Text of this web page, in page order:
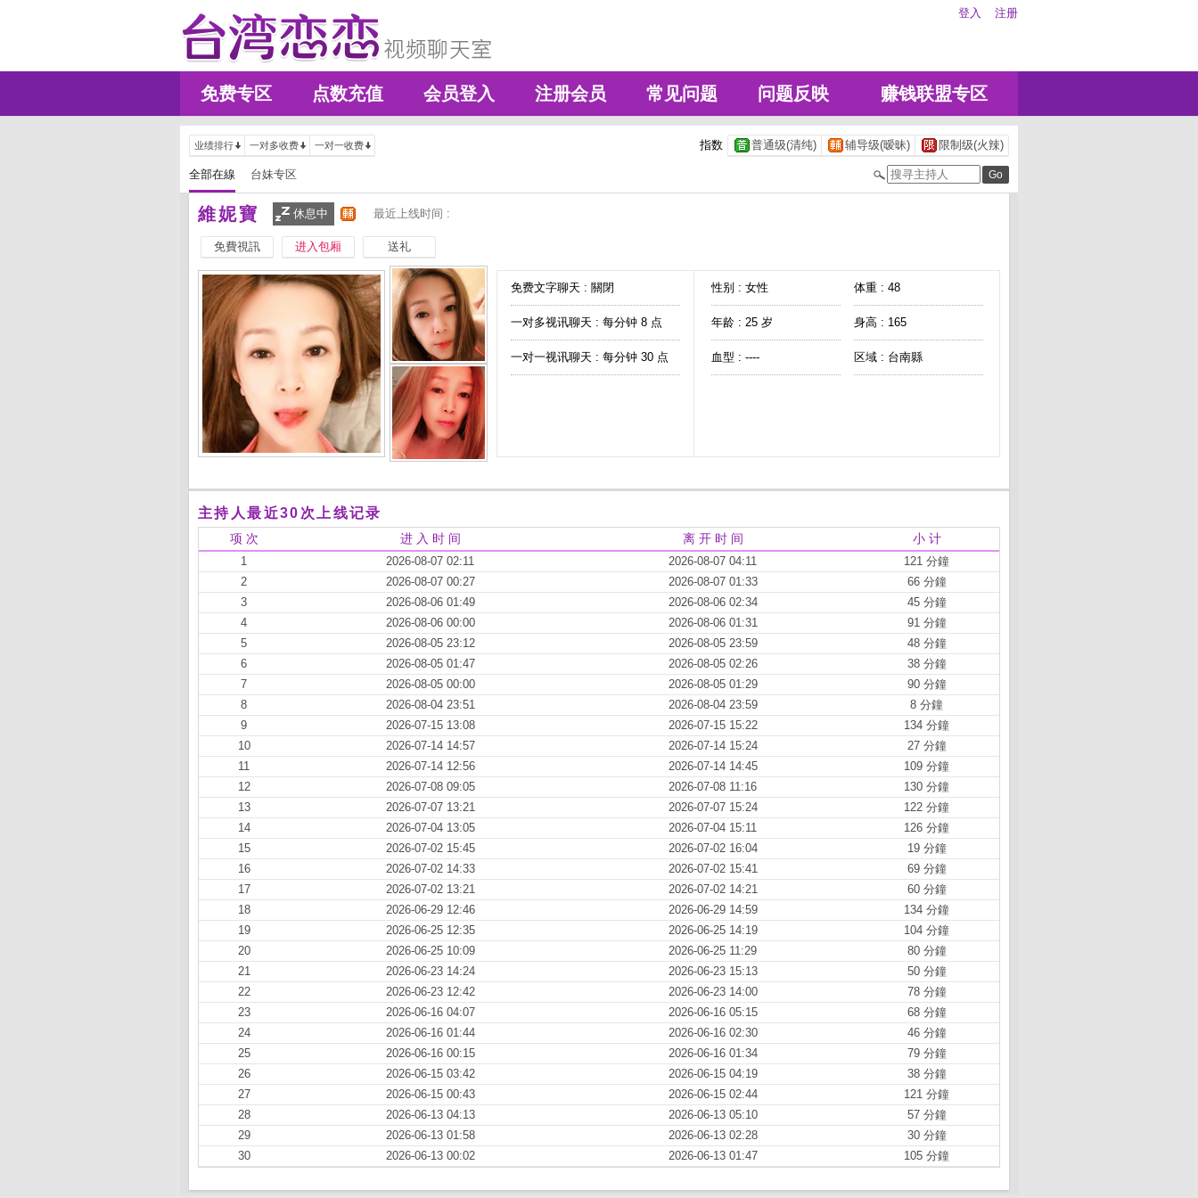
登入 注册
免费专区 点数充值 会员登入 注册会员 常见问题 问题反映 赚钱联盟专区
业绩排行 一对多收费 一对一收费 指数 普通级(清纯) 辅导级(暧昧) 限制级(火辣)
全部在線 台妹专区
維妮寶 休息中 最近上线时间 :
免費視訊 进入包厢 送礼
免费文字聊天 : 關閉
一对多视讯聊天 : 每分钟 8 点
一对一视讯聊天 : 每分钟 30 点
性别 : 女性 体重 : 48
年龄 : 25 岁 身高 : 165
血型 : ---- 区域 : 台南縣
主持人最近30次上线记录
项 次 进 入 时 间 离 开 时 间 小 计
1 2026-08-07 02:11 2026-08-07 04:11
121 分鐘
2
2026-08-07 00:27 2026-08-07 01:33
66 分鐘
3
2026-08-06 01:49 2026-08-06 02:34
45 分鐘
4
2026-08-06 00:00 2026-08-06 01:31
91 分鐘
5
2026-08-05 23:12 2026-08-05 23:59
48 分鐘
6
2026-08-05 01:47 2026-08-05 02:26
38 分鐘
7
2026-08-05 00:00 2026-08-05 01:29
90 分鐘
8
2026-08-04 23:51 2026-08-04 23:59
8 分鐘
9
2026-07-15 13:08 2026-07-15 15:22
134 分鐘
10
2026-07-14 14:57 2026-07-14 15:24
27 分鐘
11
2026-07-14 12:56 2026-07-14 14:45
109 分鐘
12
2026-07-08 09:05 2026-07-08 11:16
130 分鐘
13
2026-07-07 13:21 2026-07-07 15:24
122 分鐘
14
2026-07-04 13:05 2026-07-04 15:11
126 分鐘
15
2026-07-02 15:45 2026-07-02 16:04
19 分鐘
16
2026-07-02 14:33 2026-07-02 15:41
69 分鐘
17
2026-07-02 13:21 2026-07-02 14:21
60 分鐘
18
2026-06-29 12:46 2026-06-29 14:59
134 分鐘
19
2026-06-25 12:35 2026-06-25 14:19
104 分鐘
20
2026-06-25 10:09 2026-06-25 11:29
80 分鐘
21
2026-06-23 14:24 2026-06-23 15:13
50 分鐘
22
2026-06-23 12:42 2026-06-23 14:00
78 分鐘
23
2026-06-16 04:07 2026-06-16 05:15
68 分鐘
24
2026-06-16 01:44 2026-06-16 02:30
46 分鐘
25
2026-06-16 00:15 2026-06-16 01:34
79 分鐘
26
2026-06-15 03:42 2026-06-15 04:19
38 分鐘
27
2026-06-15 00:43 2026-06-15 02:44
121 分鐘
28
2026-06-13 04:13 2026-06-13 05:10
57 分鐘
29
2026-06-13 01:58 2026-06-13 02:28
30 分鐘
30
2026-06-13 00:02 2026-06-13 01:47 105 分鐘